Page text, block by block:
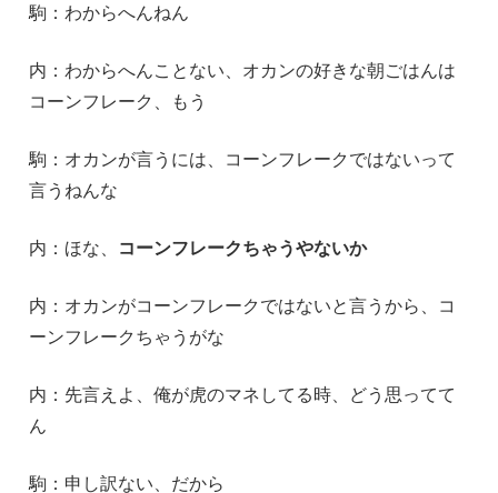
駒：わからへんねん
内：わからへんことない、オカンの好きな朝ごはんは
コーンフレーク、もう
駒：オカンが言うには、コーンフレークではないって
言うねんな
内：ほな、 コーンフレークちゃうやないか
内：オカンがコーンフレークではないと言うから、コ
ーンフレークちゃうがな
内：先言えよ、俺が虎のマネしてる時、どう思ってて
ん
駒：申し訳ない、だから